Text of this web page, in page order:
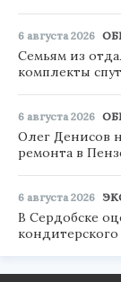
6 августа 2026
Семьям из
комплекты
6 августа 2026
Олег Денисов
ремонта в
6 августа 2026
В Сердобске